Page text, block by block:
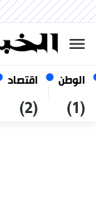
الوطن
(1)
اقتصاد
(2)
07 أغسطس 2026